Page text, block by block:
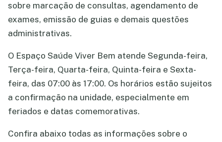
sobre marcação de consultas, agendamento de
exames, emissão de guias e demais questões
administrativas.
O Espaço Saúde Viver Bem atende Segunda-feira,
Terça-feira, Quarta-feira, Quinta-feira e Sexta-
feira, das 07:00 às 17:00. Os horários estão sujeitos
a confirmação na unidade, especialmente em
feriados e datas comemorativas.
Confira abaixo todas as informações sobre o